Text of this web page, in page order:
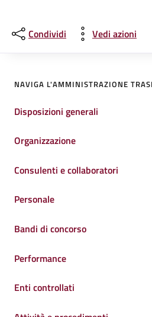
Condividi Vedi azioni
NAVIGA L'AMMINISTRAZIONE
Disposizioni generali
Organizzazione
Consulenti e collaboratori
Personale
Bandi di concorso
Performance
Enti controllati